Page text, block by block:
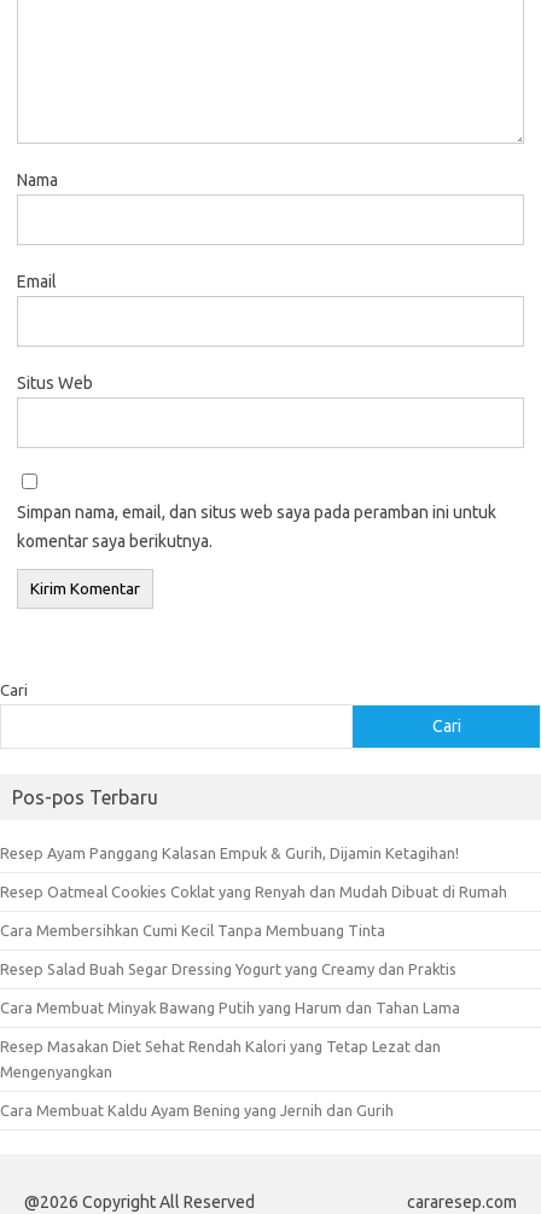
Nama
Email
Situs Web
Simpan nama, email, dan situs web saya pada peramban ini untuk
komentar saya berikutnya.
Cari
Cari
Pos-pos Terbaru
Resep Ayam Panggang Kalasan Empuk & Gurih, Dijamin Ketagihan!
Resep Oatmeal Cookies Coklat yang Renyah dan Mudah Dibuat di Rumah
Cara Membersihkan Cumi Kecil Tanpa Membuang Tinta
Resep Salad Buah Segar Dressing Yogurt yang Creamy dan Praktis
Cara Membuat Minyak Bawang Putih yang Harum dan Tahan Lama
Resep Masakan Diet Sehat Rendah Kalori yang Tetap Lezat dan
Mengenyangkan
Cara Membuat Kaldu Ayam Bening yang Jernih dan Gurih
@2026 Copyright All Reserved cararesep.com